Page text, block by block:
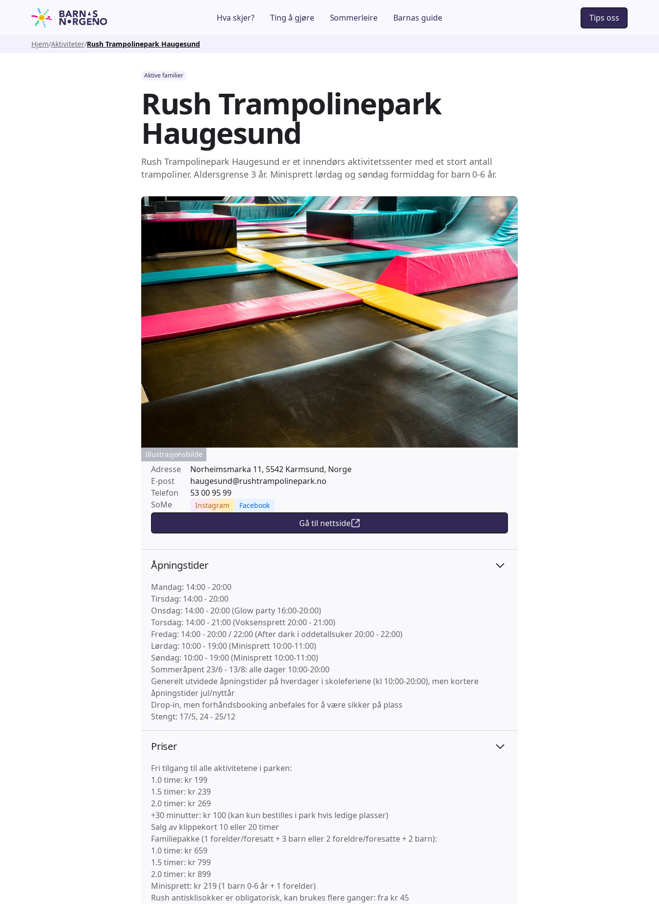
Hva skjer? Ting å gjøre Sommerleire Barnas guide Tips oss
Hjem Aktiviteter Rush Trampolinepark Haugesund
Aktive familier
Rush Trampolinepark
Haugesund
Rush Trampolinepark Haugesund er et innendørs aktivitetssenter med et stort antall
trampoliner. Aldersgrense 3 år. Minisprett lørdag og søndag formiddag for barn 0-6 år.
Illustrasjonsbilde
Adresse
Norheimsmarka 11, 5542 Karmsund, Norge
E-post
haugesund@rushtrampolinepark.no
Telefon
53 00 95 99
SoMe
Instagram Facebook
Gå til nettside
Åpningstider
Mandag: 14:00 - 20:00
Tirsdag: 14:00 - 20:00
Onsdag: 14:00 - 20:00 (Glow party 16:00-20:00)
Torsdag: 14:00 - 21:00 (Voksensprett 20:00 - 21:00)
Fredag: 14:00 - 20:00 / 22:00 (After dark i oddetallsuker 20:00 - 22:00)
Lørdag: 10:00 - 19:00 (Minisprett 10:00-11:00)
Søndag: 10:00 - 19:00 (Minisprett 10:00-11:00)
Sommeråpent 23/6 - 13/8: alle dager 10:00-20:00
Generelt utvidede åpningstider på hverdager i skoleferiene (kl 10:00-20:00), men kortere
åpningstider jul/nyttår
Drop-in, men forhåndsbooking anbefales for å være sikker på plass
Stengt: 17/5, 24 - 25/12
Priser
Fri tilgang til alle aktivitetene i parken:
1.0 time: kr 199
1.5 timer: kr 239
2.0 timer: kr 269
+30 minutter: kr 100 (kan kun bestilles i park hvis ledige plasser)
Salg av klippekort 10 eller 20 timer
Familiepakke (1 forelder/foresatt + 3 barn eller 2 foreldre/foresatte + 2 barn):
1.0 time: kr 659
1.5 timer: kr 799
2.0 timer: kr 899
Minisprett: kr 219 (1 barn 0-6 år + 1 forelder)
Rush antisklisokker er obligatorisk, kan brukes flere ganger: fra kr 45